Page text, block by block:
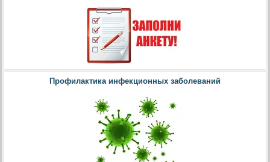
Профилактика инфекционных заболеваний